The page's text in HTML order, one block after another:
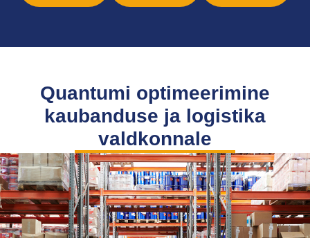
Quantumi optimeerimine
kaubanduse ja logistika
valdkonnale